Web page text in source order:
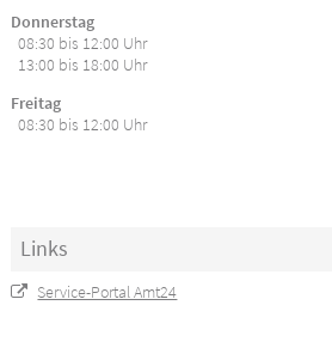
Donnerstag
08:30 bis 12:00 Uhr
13:00 bis 18:00 Uhr
Freitag
08:30 bis 12:00 Uhr
Links
Service-Portal Amt24